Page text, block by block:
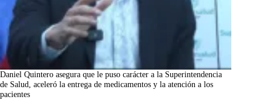
Daniel Quintero asegura que le puso carácter a la Superintendencia
de Salud, aceleró la entrega de medicamentos y la atención a los
pacientes